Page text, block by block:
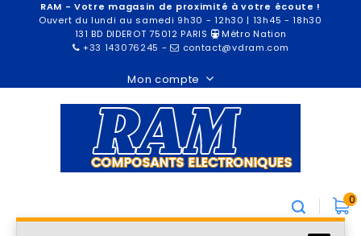
RAM - Votre magasin de proximité à votre écoute !
Ouvert du lundi au samedi 9h30 - 12h30 | 13h45 - 18h30
131 BD DIDEROT 75012 PARIS
Métro Nation
+33 143076245 - contact@vdram.com
Mon compte
0